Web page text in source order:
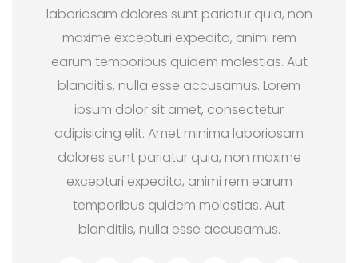
laboriosam dolores sunt pariatur quia, non
maxime excepturi expedita, animi rem
earum temporibus quidem molestias. Aut
blanditiis, nulla esse accusamus. Lorem
ipsum dolor sit amet, consectetur
adipisicing elit. Amet minima laboriosam
dolores sunt pariatur quia, non maxime
excepturi expedita, animi rem earum
temporibus quidem molestias. Aut
blanditiis, nulla esse accusamus.